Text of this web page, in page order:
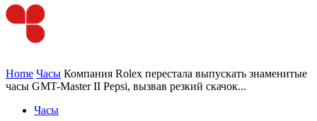
Home Часы Компания Rolex перестала выпускать знаменитые
часы GMT-Master II Pepsi, вызвав резкий скачок...
Часы